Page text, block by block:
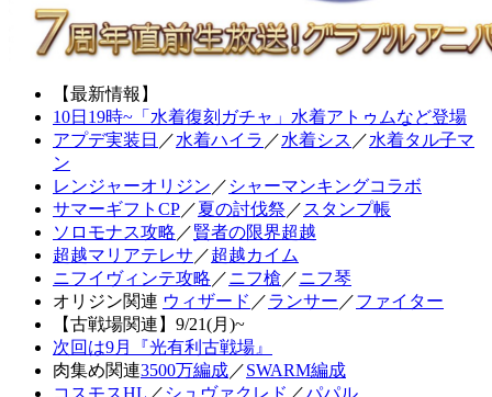
【最新情報】
10日19時~「水着復刻ガチャ」水着アトゥムなど登場
アプデ実装日 ／水着ハイラ ／水着シス ／水着タル子マ
ン
レンジャーオリジン ／ シャーマンキングコラボ
サマーギフトCP／夏の討伐祭 ／ スタンプ帳
ソロモナス攻略 ／賢者の限界超越
超越マリアテレサ ／超越カイム
ニフイヴィンテ攻略 ／ニフ槍 ／ニフ琴
オリジン関連 ウィザード ／ランサー ／ファイター
【古戦場関連】9/21(月)~
次回は9月『光有利古戦場』
肉集め関連3500万編成／SWARM編成
コスモスHL ／ シュヴァクレド ／パパル